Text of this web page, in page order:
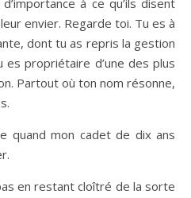
à ce qu’ils disent
envier. Regarde toi. Tu es à
dont tu as repris la gestion
es propriétaire d’une des plus
Partout où ton nom résonne,
quand mon cadet de dix ans
en restant cloîtré de la sorte